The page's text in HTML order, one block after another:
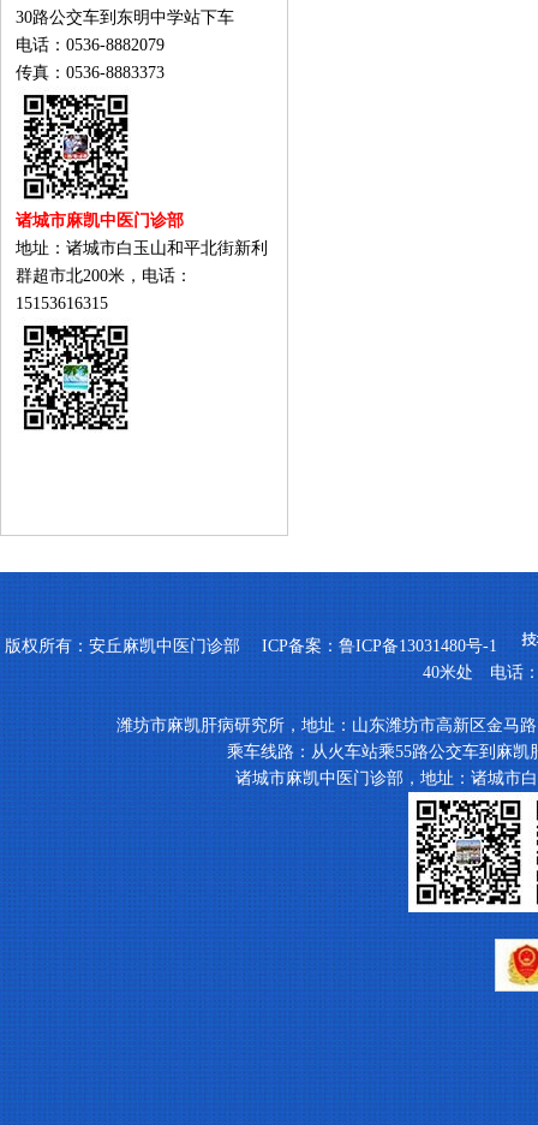
30路公交车到东明中学站下车
电话：0536-8882079
传真：0536-8883373
诸城市麻凯中医门诊部
地址：诸城市白玉山和平北街新利
群超市北200米，电话：
15153616315
版权所有：安丘麻凯中医门诊部 ICP备案： 鲁ICP备13031480号-1
40米处 电话：
潍坊市麻凯肝病研究所，地址：山东潍坊市高新区金马
乘车线路：从火车站乘55路公交车到麻
诸城市麻凯中医门诊部，地址：诸城市